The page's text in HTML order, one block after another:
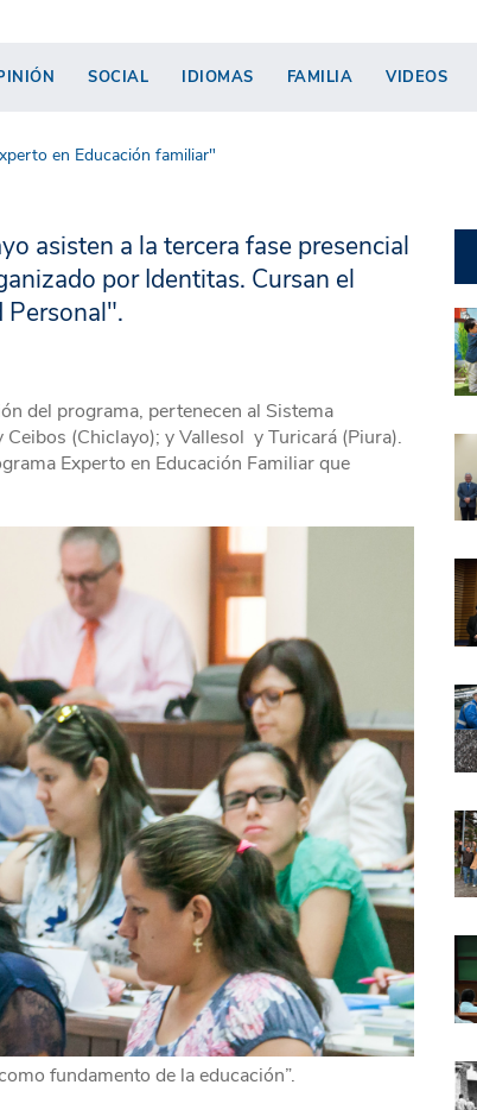
SOCIAL IDIOMAS FAMILIA VIDEOS
en Educación familiar"
asisten a la tercera fase presencial
por Identitas. Cursan el
Personal".
del programa, pertenecen al Sistema
(Chiclayo); y Vallesol y Turicará (Piura).
Experto en Educación Familiar que
fundamento de la educación”.